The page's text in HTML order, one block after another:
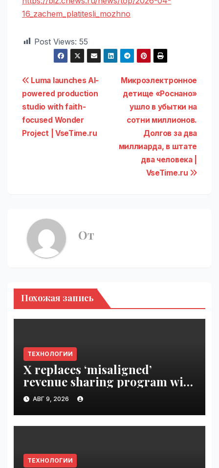
16_zachem_platitesli_mozhno
Post Views: 55
Навигация
по
записям
Микроэлектронное
детище «Роснано»
ушло в убытки на
сотни миллионов.
Долгов за два
миллиарда, в штате
два человека |
VseTime.ru
Luma launches AI-
powered production
studio with faith-
focused Wonder
Project | VseTime.ru
От
Похожая запись
ТЕХНОЛОГИИ
X replaces ‘misaligned’
revenue sharing program with
Original Content Rewards |
VseTime.ru
АВГ 9, 2026
ТЕХНОЛОГИИ